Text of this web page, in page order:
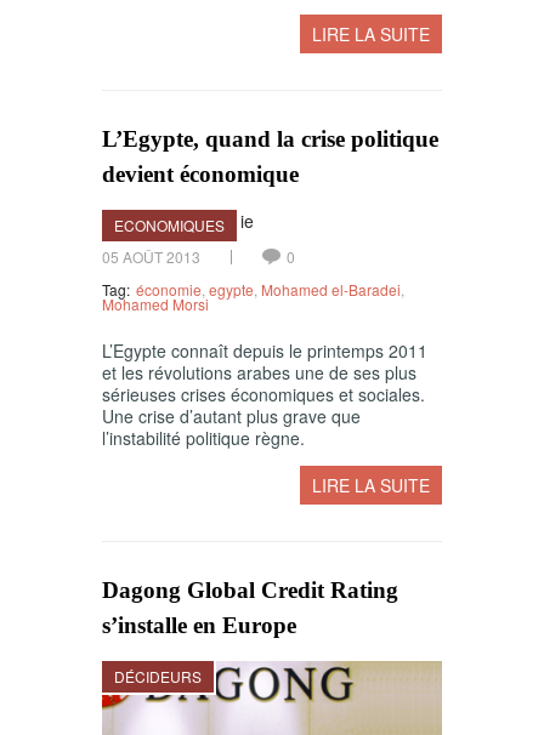
LIRE LA SUITE
L’Egypte, quand la crise politique
devient économique
ECONOMIQUES
05 AOÛT 2013
0
Tag: économie egypte Mohamed el-Baradei
Mohamed Morsi
L’Egypte connaît depuis le printemps 2011
et les révolutions arabes une de ses plus
sérieuses crises économiques et sociales.
Une crise d’autant plus grave que
l’instabilité politique règne.
LIRE LA SUITE
Dagong Global Credit Rating
s’installe en Europe
DÉCIDEURS